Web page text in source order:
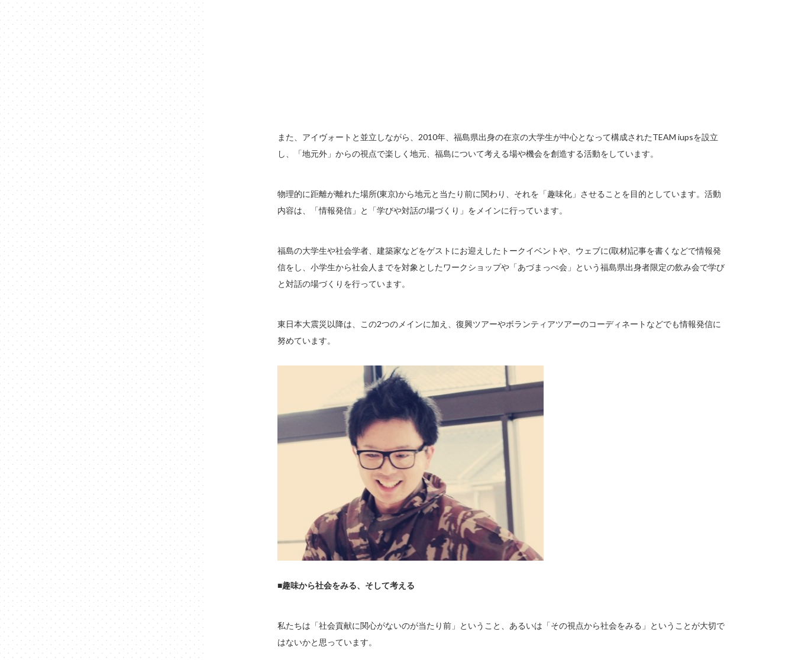
また、アイヴォートと並立しながら、2010年、福島県出身の在京の大学生が中心となって構成されたTEAM iupsを設立
し、「地元外」からの視点で楽しく地元、福島について考える場や機会を創造する活動をしています。
物理的に距離が離れた場所(東京)から地元と当たり前に関わり、それを「趣味化」させることを目的としています。活動
内容は、「情報発信」と「学びや対話の場づくり」をメインに行っています。
福島の大学生や社会学者、建築家などをゲストにお迎えしたトークイベントや、ウェブに(取材)記事を書くなどで情報発
信をし、小学生から社会人までを対象としたワークショップや「あづまっぺ会」という福島県出身者限定の飲み会で学び
と対話の場づくりを行っています。
東日本大震災以降は、この2つのメインに加え、復興ツアーやボランティアツアーのコーディネートなどでも情報発信に
努めています。
■趣味から社会をみる、そして考える
私たちは「社会貢献に関心がないのが当たり前」ということ、あるいは「その視点から社会をみる」ということが大切で
はないかと思っています。